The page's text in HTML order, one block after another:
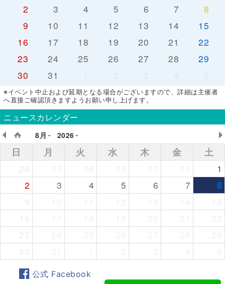
2
3 4 5 6 7
8
9
10 11 12 13 14
15
16
17 18 19 20 21
22
23
24 25 26 27 28
29
30
31 5
※イベント中止および延期となる場合がございますので、詳細は主催者
へ直接ご確認頂きますようお願い申し上げます。
ニュースカレンダー
8月
2026
日 月 火 水 木 金
土
26
1
2
3 4 5 6 7
8
9
15
16
22
23
29
30
5
公式 Facebook